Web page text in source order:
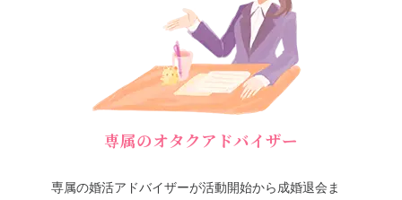
専属のオタクアドバイザー
専属の婚活アドバイザーが活動開始から成婚退会ま